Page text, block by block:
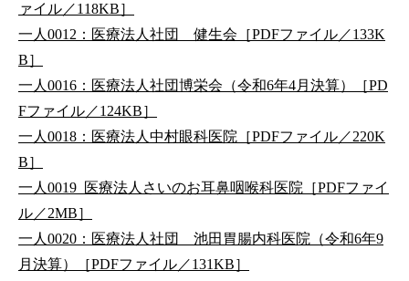
ァイル／118KB］
一人0012：医療法人社団 健生会［PDFファイル／133K
B］
一人0016：医療法人社団博栄会（令和6年4月決算）［PD
Fファイル／124KB］
一人0018：医療法人中村眼科医院［PDFファイル／220K
B］
一人0019_医療法人さいのお耳鼻咽喉科医院［PDFファイ
ル／2MB］
一人0020：医療法人社団 池田胃腸内科医院（令和6年9
月決算）［PDFファイル／131KB］